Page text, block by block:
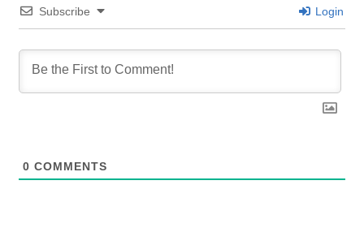
Subscribe Login
0 COMMENTS